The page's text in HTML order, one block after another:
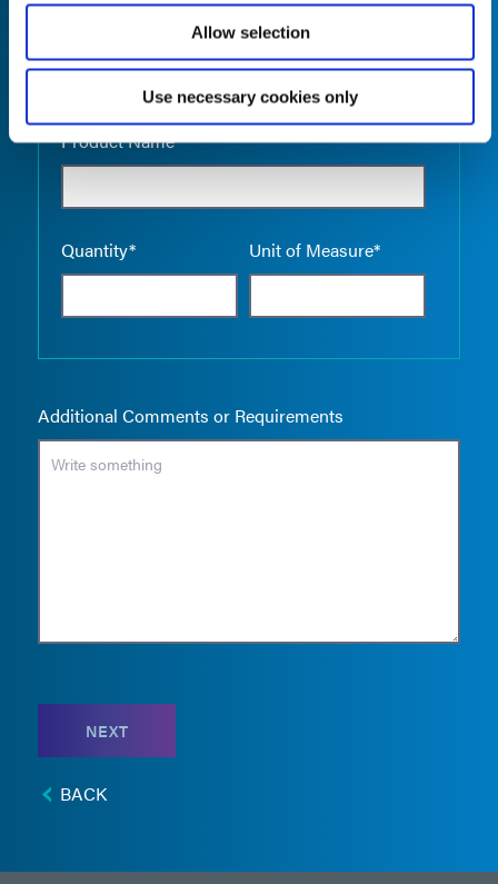
Allow selection
Use necessary cookies only
Product Name*
Quantity* Unit of Measure*
Empty
Additional Comments or Requirements
NEXT
BACK